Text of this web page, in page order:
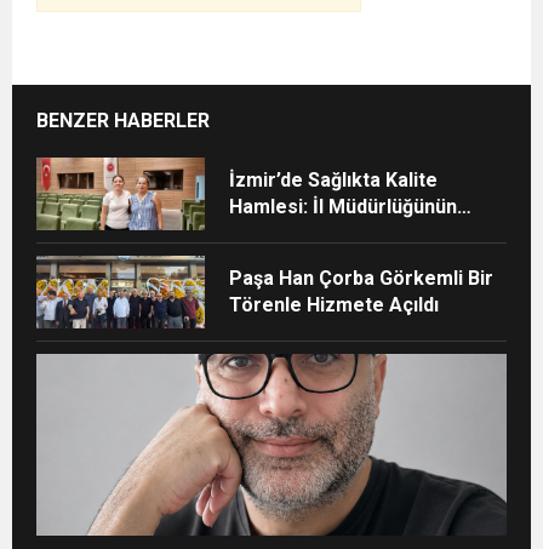
BENZER HABERLER
İzmir’de Sağlıkta Kalite
Hamlesi: İl Müdürlüğünün
Paşa Han Çorba Görkemli Bir
Törenle Hizmete Açıldı